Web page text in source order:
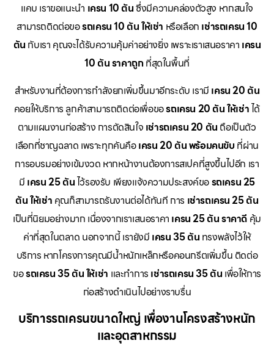
แคบ เราขอแนะนำ เครน 10 ตันซึ่งมีความคล่องตัวสูง หากสนใจ
สามารถติดต่อขอรถเครน 10 ตัน ให้เช่า หรือเลือก เช่ารถเครน 10
ตัน กับเรา คุณจะได้รับความคุ้มค่าอย่างยิ่ง เพราะเราเสนอราคา เครน
10 ตัน ราคาถูกที่สุดในพื้นที่
สำหรับงานที่ต้องการกำลังยกเพิ่มขึ้นมาอีกระดับ เรามี เครน 20 ตัน
คอยให้บริการ ลูกค้าสามารถติดต่อเพื่อขอรถเครน 20 ตัน ให้เช่าได้
ตามแผนงานก่อสร้าง การตัดสินใจ เช่ารถเครน 20 ตัน ถือเป็นตัว
เลือกที่ชาญฉลาด เพราะทุกคันคือเครน 20 ตัน พร้อมคนขับ ที่ผ่าน
การอบรมอย่างเข้มงวด หากหน้างานต้องการสเปคที่สูงขึ้นไปอีก เรา
มี เครน 25 ตันไว้รองรับ เพียงแจ้งความประสงค์ขอรถเครน 25
ตัน ให้เช่า คุณก็สามารถรันงานต่อได้ทันที การ เช่ารถเครน 25 ตัน
เป็นที่นิยมอย่างมาก เนื่องจากเราเสนอราคา เครน 25 ตัน ราคาดี คุ้ม
ค่าที่สุดในตลาด นอกจากนี้ เรายังมี เครน 35 ตัน ทรงพลังไว้ให้
บริการ หากโครงการคุณมีน้ำหนักเหล็กหรือคอนกรีตเพิ่มขึ้น ติดต่อ
ขอรถเครน 35 ตัน ให้เช่า และทำการ เช่ารถเครน 35 ตัน เพื่อให้การ
ก่อสร้างดำเนินไปอย่างราบรื่น
บริการรถเครนขนาดใหญ่ เพื่องานโครงสร้างหนัก
และอุตสาหกรรม